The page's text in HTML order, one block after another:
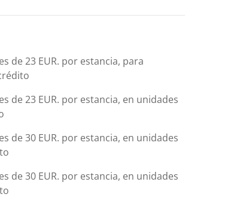
de 23 EUR. por estancia, para
de 23 EUR. por estancia, en unidades
de 30 EUR. por estancia, en unidades
de 30 EUR. por estancia, en unidades